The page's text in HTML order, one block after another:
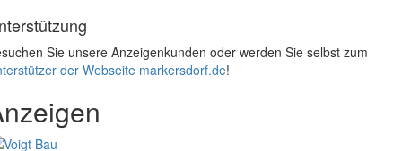
Sie unsere Anzeigenkunden oder werden Sie selbst zum
der Webseite markersdorf.de!